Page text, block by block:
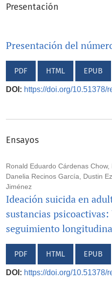
Presentación
Presentación del
PDF HTML EPUB
DOI: https://doi.org/10.51378/
Ensayos
Ronald Eduardo Cárdenas Chow,
Danelia Recinos García, Dustin
Jiménez
Ideación suicida en
sustancias
seguimiento
PDF HTML EPUB
DOI: https://doi.org/10.51378/